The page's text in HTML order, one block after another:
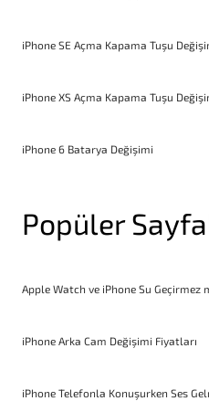
iPhone SE Açma Kapama Tuşu
iPhone XS Açma Kapama Tuşu
iPhone 6 Batarya Değişimi
Popüler
Apple Watch ve iPhone Su Geçirmez
iPhone Arka Cam Değişimi Fiyatları
iPhone Telefonla Konuşurken Ses